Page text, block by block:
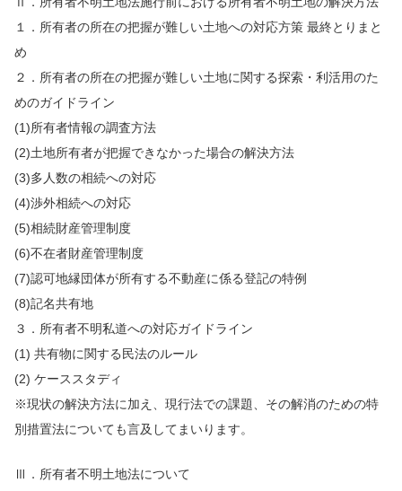
１．所有者の所在の把握が難しい土地への対応方策 最終とりまと
め
２．所有者の所在の把握が難しい土地に関する探索・利活用のた
めのガイドライン
(1)所有者情報の調査方法
(2)土地所有者が把握できなかった場合の解決方法
(3)多人数の相続への対応
(4)渉外相続への対応
(5)相続財産管理制度
(6)不在者財産管理制度
(7)認可地縁団体が所有する不動産に係る登記の特例
(8)記名共有地
３．所有者不明私道への対応ガイドライン
(1) 共有物に関する民法のルール
(2) ケーススタディ
※現状の解決方法に加え、現行法での課題、その解消のための特
別措置法についても言及してまいります。
Ⅲ．所有者不明土地法について